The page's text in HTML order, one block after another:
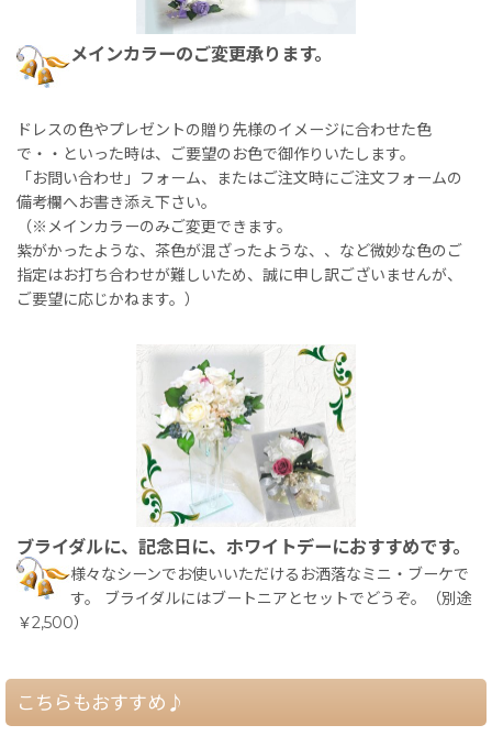
メインカラーのご変更承ります。
ドレスの色やプレゼントの贈り先様のイメージに合わせた色
で・・といった時は、ご要望のお色で御作りいたします。
「お問い合わせ」フォーム、またはご注文時にご注文フォームの
備考欄へお書き添え下さい。
（※メインカラーのみご変更できます。
紫がかったような、茶色が混ざったような、、など微妙な色のご
指定はお打ち合わせが難しいため、誠に申し訳ございませんが、
ご要望に応じかねます。）
ブライダルに、記念日に、ホワイトデーにおすすめです。
様々なシーンでお使いいただけるお洒落なミニ・ブーケで
す。 ブライダルにはブートニアとセットでどうぞ。（別途
￥2,500）
こちらもおすすめ♪